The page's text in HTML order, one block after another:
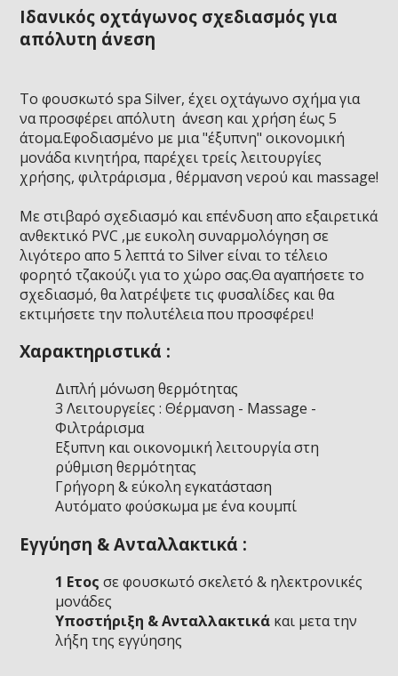
Ιδανικός οχτάγωνος σχεδιασμός για
απόλυτη άνεση
Το φουσκωτό spa Silver, έχει οχτάγωνο σχήμα για
να προσφέρει απόλυτη άνεση και χρήση έως 5
άτομα.Εφοδιασμένο με μια "έξυπνη" οικονομική
μονάδα κινητήρα, παρέχει τρείς λειτουργίες
χρήσης, φιλτράρισμα , θέρμανση νερού και massage!
Με στιβαρό σχεδιασμό και επένδυση απο εξαιρετικά
ανθεκτικό PVC ,με ευκολη συναρμολόγηση σε
λιγότερο απο 5 λεπτά το Silver είναι το τέλειο
φορητό τζακούζι για το χώρο σας.Θα αγαπήσετε το
σχεδιασμό, θα λατρέψετε τις φυσαλίδες και θα
εκτιμήσετε την πολυτέλεια που προσφέρει!
Χαρακτηριστικά :
Διπλή μόνωση θερμότητας
3 Λειτουργείες : Θέρμανση - Massage -
Φιλτράρισμα
Εξυπνη και οικονομική λειτουργία στη
ρύθμιση θερμότητας
Γρήγορη & εύκολη εγκατάσταση
Αυτόματο φούσκωμα με ένα κουμπί
Εγγύηση & Ανταλλακτικά :
1 Ετος σε φουσκωτό σκελετό & ηλεκτρονικές
μονάδες
Υποστήριξη & Ανταλλακτικάκαι μετα την
λήξη της εγγύησης